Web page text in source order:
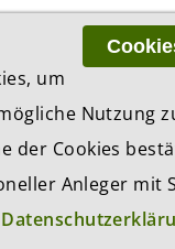
um
Nutzung
der Cookies
Anleger mit